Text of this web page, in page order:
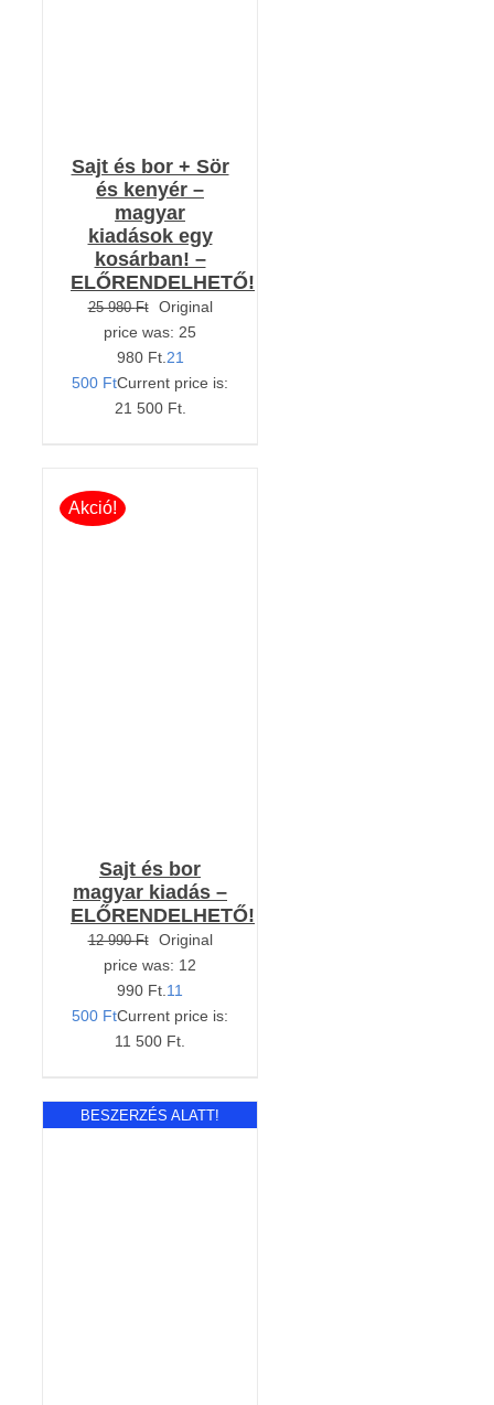
Sajt és bor + Sör
és kenyér –
magyar
kiadások egy
kosárban! –
ELŐRENDELHETŐ!
25 980Ft
Original
price was: 25
980 Ft. 21
500 FtCurrent price is:
21 500 Ft.
Akció!
Sajt és bor
magyar kiadás –
ELŐRENDELHETŐ!
12 990Ft
Original
price was: 12
990 Ft. 11
500 FtCurrent price is:
11 500 Ft.
BESZERZÉS ALATT!